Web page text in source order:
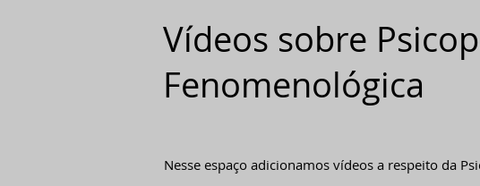
Vídeos sobre
Fenomenológica
Nesse espaço adicionamos vídeos a respeito da